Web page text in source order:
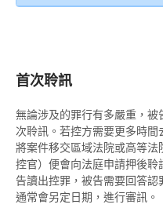
被捕後的權利
扣留被捕人士
錄取供詞
在警署及法庭分隔少年人
被捕人士保釋
免費法律諮詢計劃——
電話法律諮詢計劃
以電視直播聯繫提供證據
書面供詞
社會服務令
感化令
勞教中心
教導所
簽保守行為
警司警誡計劃
《罪犯自新條例》
《罪犯自新條例》與緩刑
首次聆訊
無論涉及的罪行有多嚴重，
次聆訊。若控方需要更多時
將案件移交區域法院或高等
控官）便會向法庭申請押後
告讀出控罪，被告需要回答
通常會另定日期，進行審訊。